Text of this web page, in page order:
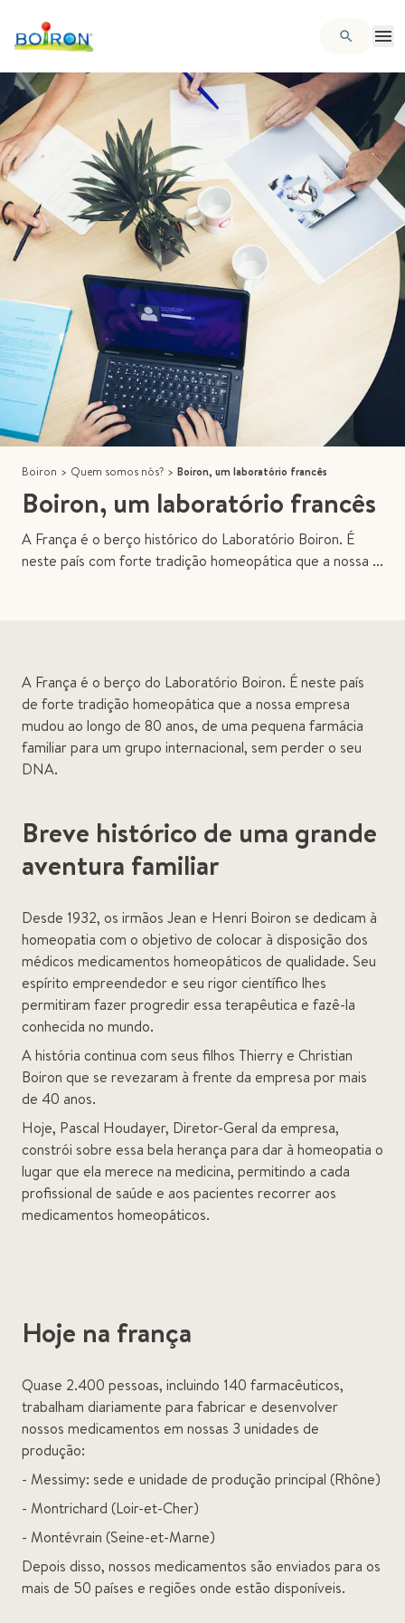
Boiron > Quem somos nós? > Boiron, um laboratório francês
Boiron, um laboratório francês
A França é o berço histórico do Laboratório Boiron. É
neste país com forte tradição homeopática que a nossa ...
A França é o berço do Laboratório Boiron. É neste país
de forte tradição homeopática que a nossa empresa
mudou ao longo de 80 anos, de uma pequena farmácia
familiar para um grupo internacional, sem perder o seu
DNA.
Breve histórico de uma grande
aventura familiar
Desde 1932, os irmãos Jean e Henri Boiron se dedicam à
homeopatia com o objetivo de colocar à disposição dos
médicos medicamentos homeopáticos de qualidade. Seu
espírito empreendedor e seu rigor científico lhes
permitiram fazer progredir essa terapêutica e fazê-la
conhecida no mundo.
A história continua com seus filhos Thierry e Christian
Boiron que se revezaram à frente da empresa por mais
de 40 anos.
Hoje, Pascal Houdayer, Diretor-Geral da empresa,
constrói sobre essa bela herança para dar à homeopatia o
lugar que ela merece na medicina, permitindo a cada
profissional de saúde e aos pacientes recorrer aos
medicamentos homeopáticos.
Hoje na frança
Quase 2.400 pessoas, incluindo 140 farmacêuticos,
trabalham diariamente para fabricar e desenvolver
nossos medicamentos em nossas 3 unidades de
produção:
- Messimy: sede e unidade de produção principal (Rhône)
- Montrichard (Loir-et-Cher)
- Montévrain (Seine-et-Marne)
Depois disso, nossos medicamentos são enviados para os
mais de 50 países e regiões onde estão disponíveis.